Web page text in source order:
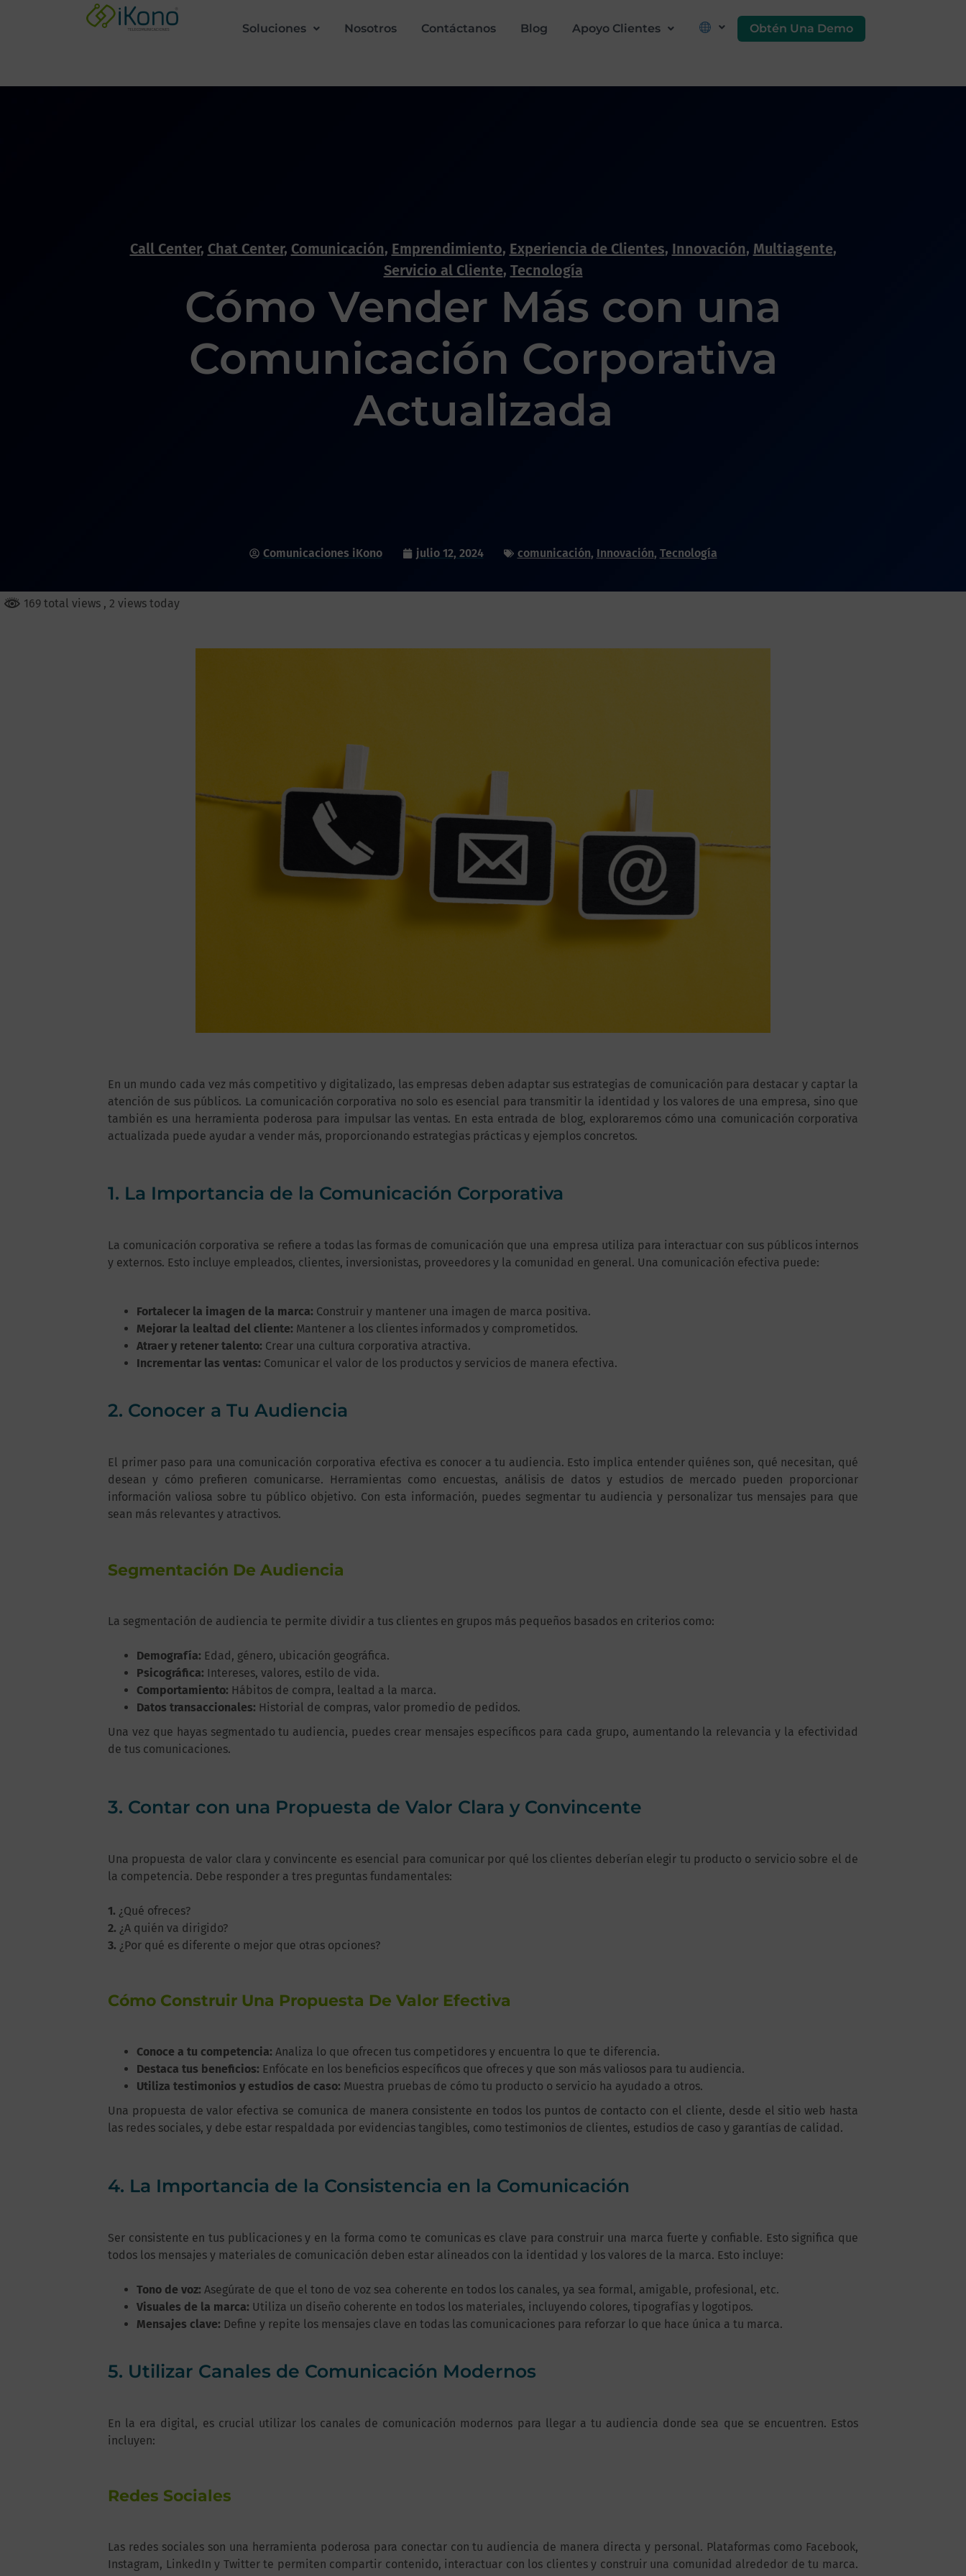
Soluciones Nosotros Contáctanos Blog Apoyo Clientes Obtén Una Demo
Call Center, Chat Center, Comunicación, Emprendimiento, Experiencia de Clientes, Innovación, Multiagente,
Servicio al Cliente, Tecnología
Cómo Vender Más con una
Comunicación Corporativa
Actualizada
Comunicaciones iKono julio 12, 2024 comunicación, Innovación, Tecnología
169 total views , 2 views today
En un mundo cada vez más competitivo y digitalizado, las empresas deben adaptar sus estrategias de comunicación para destacar y captar la
atención de sus públicos. La comunicación corporativa no solo es esencial para transmitir la identidad y los valores de una empresa, sino que
también es una herramienta poderosa para impulsar las ventas. En esta entrada de blog, exploraremos cómo una comunicación corporativa
actualizada puede ayudar a vender más, proporcionando estrategias prácticas y ejemplos concretos.
1. La Importancia de la Comunicación Corporativa
La comunicación corporativa se refiere a todas las formas de comunicación que una empresa utiliza para interactuar con sus públicos internos
y externos. Esto incluye empleados, clientes, inversionistas, proveedores y la comunidad en general. Una comunicación efectiva puede:
Fortalecer la imagen de la marca: Construir y mantener una imagen de marca positiva.
Mejorar la lealtad del cliente: Mantener a los clientes informados y comprometidos.
Atraer y retener talento: Crear una cultura corporativa atractiva.
Incrementar las ventas: Comunicar el valor de los productos y servicios de manera efectiva.
2. Conocer a Tu Audiencia
El primer paso para una comunicación corporativa efectiva es conocer a tu audiencia. Esto implica entender quiénes son, qué necesitan, qué
desean y cómo prefieren comunicarse. Herramientas como encuestas, análisis de datos y estudios de mercado pueden proporcionar
información valiosa sobre tu público objetivo. Con esta información, puedes segmentar tu audiencia y personalizar tus mensajes para que
sean más relevantes y atractivos.
Segmentación De Audiencia
La segmentación de audiencia te permite dividir a tus clientes en grupos más pequeños basados en criterios como:
Demografía: Edad, género, ubicación geográfica.
Psicográfica: Intereses, valores, estilo de vida.
Comportamiento: Hábitos de compra, lealtad a la marca.
Datos transaccionales: Historial de compras, valor promedio de pedidos.
Una vez que hayas segmentado tu audiencia, puedes crear mensajes específicos para cada grupo, aumentando la relevancia y la efectividad
de tus comunicaciones.
3. Contar con una Propuesta de Valor Clara y Convincente
Una propuesta de valor clara y convincente es esencial para comunicar por qué los clientes deberían elegir tu producto o servicio sobre el de
la competencia. Debe responder a tres preguntas fundamentales:
1. ¿Qué ofreces?
2. ¿A quién va dirigido?
3. ¿Por qué es diferente o mejor que otras opciones?
Cómo Construir Una Propuesta De Valor Efectiva
Conoce a tu competencia: Analiza lo que ofrecen tus competidores y encuentra lo que te diferencia.
Destaca tus beneficios: Enfócate en los beneficios específicos que ofreces y que son más valiosos para tu audiencia.
Utiliza testimonios y estudios de caso: Muestra pruebas de cómo tu producto o servicio ha ayudado a otros.
Una propuesta de valor efectiva se comunica de manera consistente en todos los puntos de contacto con el cliente, desde el sitio web hasta
las redes sociales, y debe estar respaldada por evidencias tangibles, como testimonios de clientes, estudios de caso y garantías de calidad.
4. La Importancia de la Consistencia en la Comunicación
Ser consistente en tus publicaciones y en la forma como te comunicas es clave para construir una marca fuerte y confiable. Esto significa que
todos los mensajes y materiales de comunicación deben estar alineados con la identidad y los valores de la marca. Esto incluye:
Tono de voz: Asegúrate de que el tono de voz sea coherente en todos los canales, ya sea formal, amigable, profesional, etc.
Visuales de la marca: Utiliza un diseño coherente en todos los materiales, incluyendo colores, tipografías y logotipos.
Mensajes clave: Define y repite los mensajes clave en todas las comunicaciones para reforzar lo que hace única a tu marca.
5. Utilizar Canales de Comunicación Modernos
En la era digital, es crucial utilizar los canales de comunicación modernos para llegar a tu audiencia donde sea que se encuentren. Estos
incluyen:
Redes Sociales
Las redes sociales son una herramienta poderosa para conectar con tu audiencia de manera directa y personal. Plataformas como Facebook,
Instagram, LinkedIn y Twitter te permiten compartir contenido, interactuar con los clientes y construir una comunidad alrededor de tu marca.